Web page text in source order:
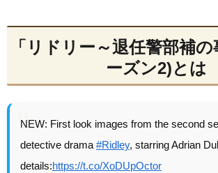
「リドリー～退任警部補
ーズン2)とは
NEW: First look images from the second
detective drama#Ridley, starring Adrian
details:https://t.co/XoDUpOctor